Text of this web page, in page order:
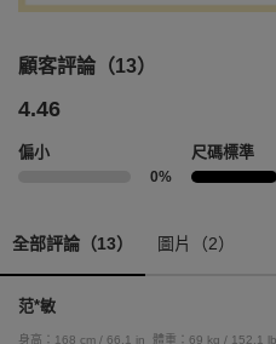
顧客評論（13）
4.46
偏小
0%
尺碼標準
全部評論（13） 圖片（2）
范*敏
身高：168 cm / 66.1 in 體重：69 kg / 152.1